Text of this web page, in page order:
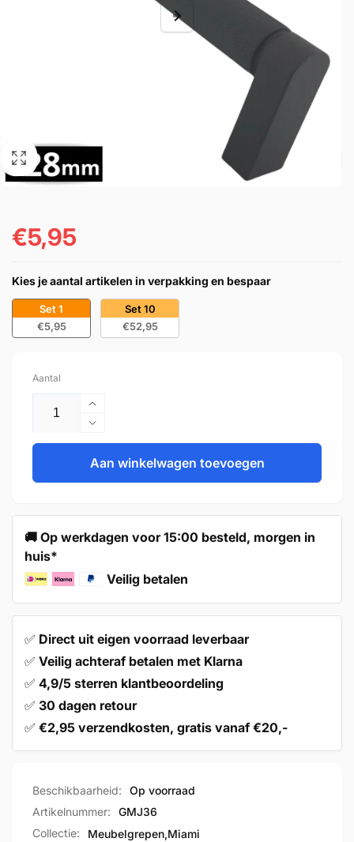
Normale
€5,95
Kies je aantal artikelen in verpakking en bespaar
Set 1
€5,95
Set 10
€52,95
Aantal
Aantal
verhogen
voor
Handgreep
Miami
Aantal
verlagen
voor
Handgreep
RVS
Zwart
–
Aan winkelwagen toevoegen
🚚 Op werkdagen voor 15:00 besteld, morgen in
huis*
Veilig betalen
✅ Direct uit eigen voorraad leverbaar
✅ Veilig achteraf betalen met Klarna
✅ 4,9/5 sterren klantbeoordeling
✅ 30 dagen retour
✅ €2,95 verzendkosten, gratis vanaf €20,-
Beschikbaarheid:
Op voorraad
Artikelnummer:
GMJ36
Collectie:
Meubelgrepen,Miami